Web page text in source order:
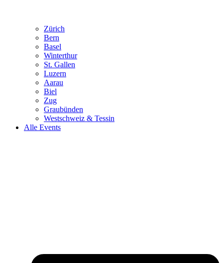
Zürich
Bern
Basel
Winterthur
St. Gallen
Luzern
Aarau
Biel
Zug
Graubünden
Westschweiz & Tessin
Alle Events